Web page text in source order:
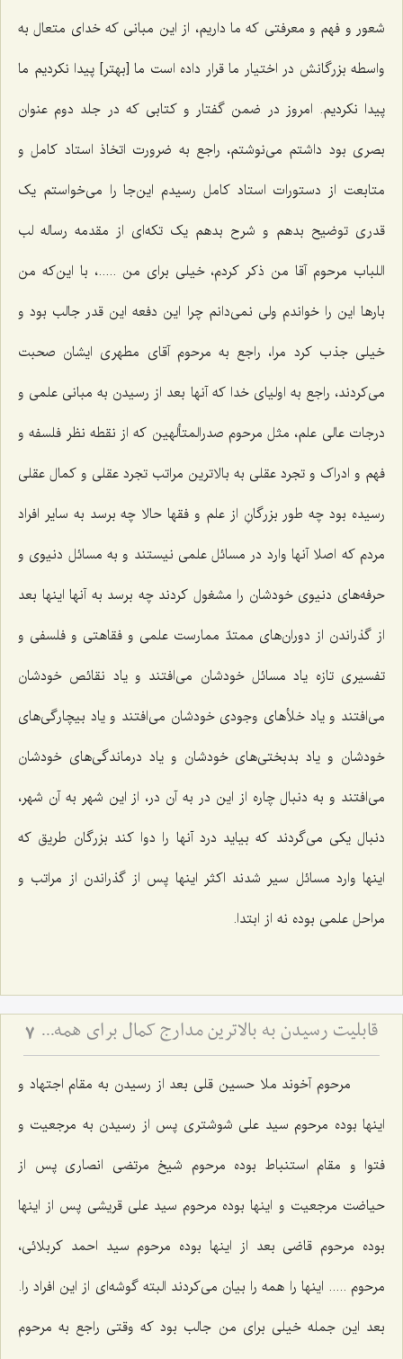
شعور و فهم و معرفتی که ما داریم، از این مبانی که خدای متعال به
واسطه بزرگانش در اختیار ما قرار داده است ما [بهتر] پیدا نکردیم ما
پیدا نکردیم. امروز در ضمن گفتار و کتابی که در جلد دوم عنوان
بصری بود داشتم می‌نوشتم، راجع به ضرورت اتخاذ استاد کامل و
متابعت از دستورات استاد کامل رسیدم این‌جا را می‌خواستم یک
قدری توضیح بدهم و شرح بدهم یک تکه‌ای از مقدمه رساله لب
اللباب مرحوم آقا من ذکر کردم، خیلی برای من .....، با این‌که من
بارها این را خواندم ولی نمی‌دانم چرا این دفعه این قدر جالب بود و
خیلی جذب کرد مرا، راجع به مرحوم آقای مطهری ایشان صحبت
می‌کردند، راجع به اولیای خدا که آنها بعد از رسیدن به مبانی علمی و
درجات عالی علم، مثل مرحوم صدرالمتألهین که از نقطه نظر فلسفه و
فهم و ادراک و تجرد عقلی به بالاترین مراتب تجرد عقلی و کمال عقلی
رسیده بود چه طور بزرگانِ از علم و فقها حالا چه برسد به سایر افراد
مردم که اصلا آنها وارد در مسائل علمی نیستند و به مسائل دنیوی و
حرفه‌های دنیوی خودشان را مشغول کردند چه برسد به آنها اینها بعد
از گذراندن از دوران‌های ممتدّ ممارست علمی و فقاهتی و فلسفی و
تفسیری تازه یاد مسائل خودشان می‌افتند و یاد نقائص خودشان
می‌افتند و یاد خلأهای وجودی خودشان می‌افتند و یاد بیچارگی‌های
خودشان و یاد بدبختی‌های خودشان و یاد درماندگی‌های خودشان
می‌افتند و به دنبال چاره از این در به آن در، از این شهر به آن شهر،
دنبال یکی می‌گردند که بیاید درد آنها را دوا کند بزرگان طریق که
اینها وارد مسائل سیر شدند اکثر اینها پس از گذراندن از مراتب و
مراحل علمی بوده نه از ابتدا.
قابلیت رسیدن به بالاترین مدارج کمال برای همه انسان ها 7
مرحوم آخوند ملا حسین قلی بعد از رسیدن به مقام اجتهاد و
اینها بوده مرحوم سید علی شوشتری پس از رسیدن به مرجعیت و
فتوا و مقام استنباط بوده مرحوم شیخ مرتضی انصاری پس از
حیاضت مرجعیت و اینها بوده مرحوم سید علی قریشی پس از اینها
بوده مرحوم قاضی بعد از اینها بوده‌ مرحوم سید احمد کربلائی،
مرحوم ..... اینها را همه را بیان می‌کردند البته گوشه‌ای از این افراد را.
بعد این جمله خیلی برای من جالب بود که وقتی راجع به مرحوم